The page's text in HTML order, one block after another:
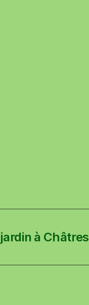
à Châtres